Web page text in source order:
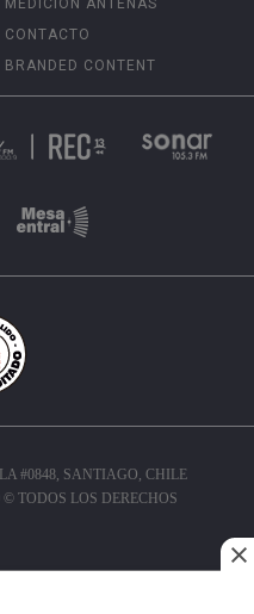
MEDICIÓN ANTENAS
CONTACTO
BRANDED CONTENT
#0848, SANTIAGO, CHILE
© TODOS LOS DERECHOS